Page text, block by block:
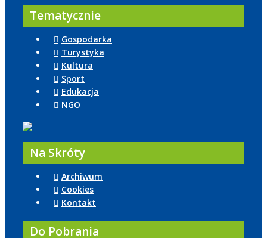
Tematycznie
Gospodarka
Turystyka
Kultura
Sport
Edukacja
NGO
Na Skróty
Archiwum
Cookies
Kontakt
Do Pobrania